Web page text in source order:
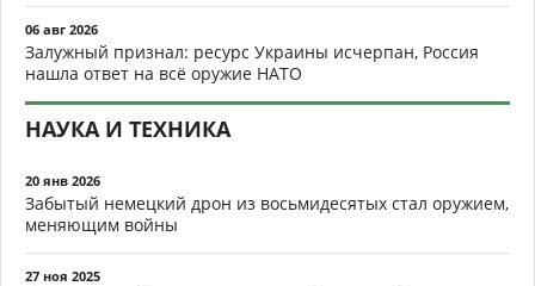
06 авг 2026
Залужный признал: ресурс Украины исчерпан, Россия
нашла ответ на всё оружие НАТО
НАУКА И ТЕХНИКА
20 янв 2026
Забытый немецкий дрон из восьмидесятых стал оружием,
меняющим войны
27 ноя 2025